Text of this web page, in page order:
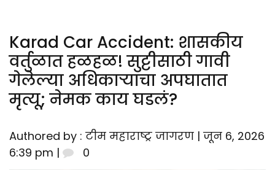
Karad Car Accident: शासकीय
वर्तुळात हळहळ! सुट्टीसाठी गावी
गेलेल्या अधिकाऱ्याचा अपघातात
मृत्यू; नेमक काय घडलं?
Authored by : टीम महाराष्ट्र जागरण | जून 6, 2026
6:39 pm |
0